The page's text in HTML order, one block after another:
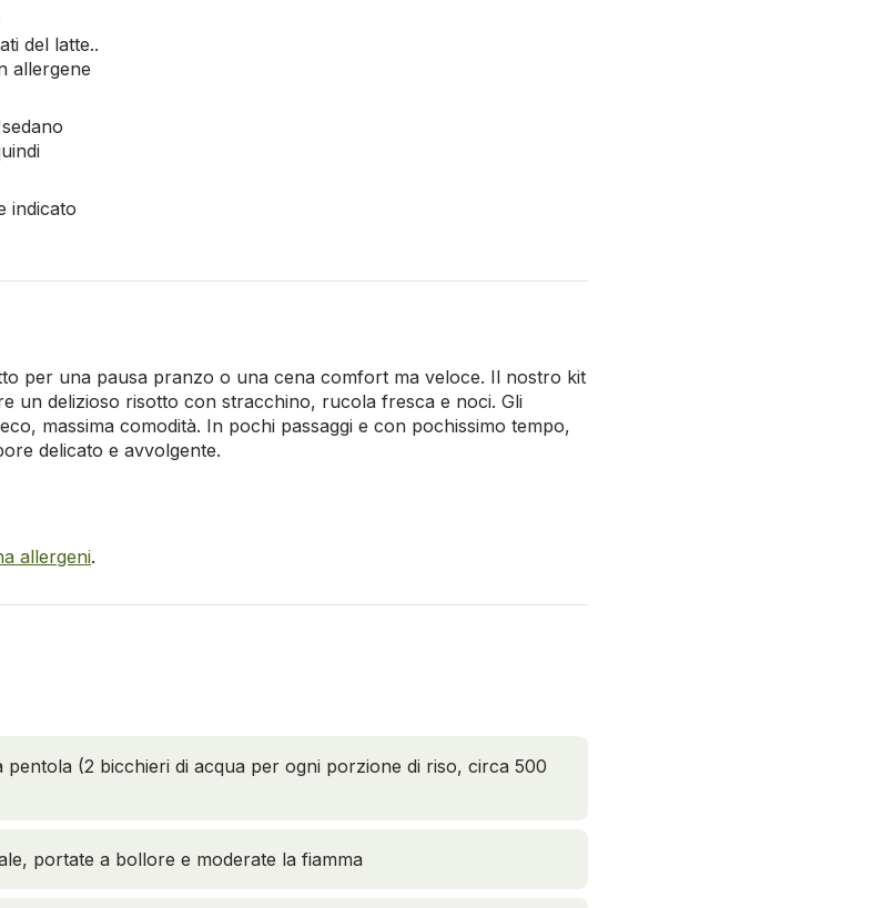
del latte..
allergene
indicato
per una pausa pranzo o una cena comfort ma veloce. Il nostro kit
un delizioso risotto con stracchino, rucola fresca e noci. Gli
massima comodità. In pochi passaggi e con pochissimo tempo,
delicato e avvolgente.
allergeni.
(2 bicchieri di acqua per ogni porzione di riso, circa 500
portate a bollore e moderate la fiamma